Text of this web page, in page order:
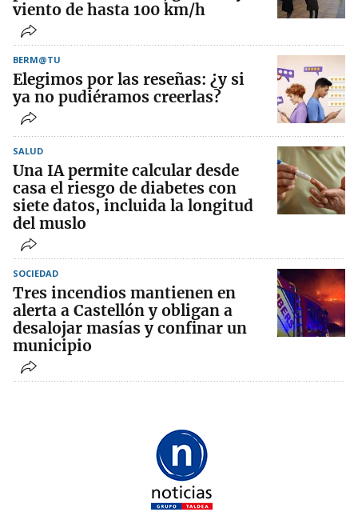
viento de hasta 100 km/h
BERM@TU
Elegimos por las reseñas: ¿y si
ya no pudiéramos creerlas?
SALUD
Una IA permite calcular desde
casa el riesgo de diabetes con
siete datos, incluida la longitud
del muslo
SOCIEDAD
Tres incendios mantienen en
alerta a Castellón y obligan a
desalojar masías y confinar un
municipio